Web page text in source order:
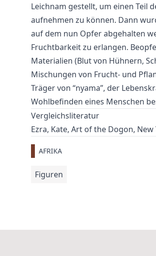
Leichnam gestellt, um einen Teil
aufnehmen zu können. Dann
auf dem nun Opfer abgehalten
Fruchtbarkeit zu erlangen.
Materialien (Blut von Hühnern,
Mischungen von Frucht- und
Träger von “nyama”, der
Wohlbefinden eines Menschen
Vergleichsliteratur
Ezra, Kate, Art of the Dogon, New
AFRIKA
Figuren